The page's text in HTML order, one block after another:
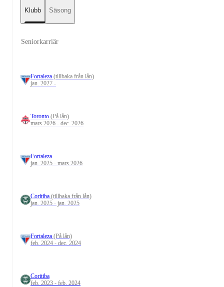
Klubb Säsong
Seniorkarriär
Fortaleza (tillbaka från lån)
jan. 2027 -
Toronto (På lån)
mars 2026 - dec. 2026
Fortaleza
jan. 2025 - mars 2026
Coritiba (tillbaka från lån)
jan. 2025 - jan. 2025
Fortaleza (På lån)
feb. 2024 - dec. 2024
Coritiba
feb. 2023 - feb. 2024